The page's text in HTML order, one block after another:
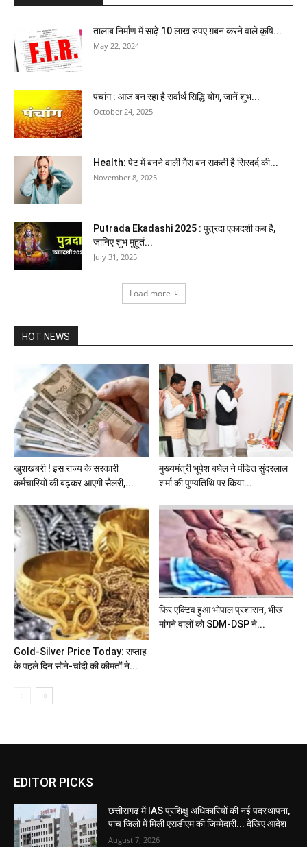
तालाब निर्माण में साढ़े 10 लाख रुपए ग़बन करने वाले कृषि...
May 22, 2024
पंचांग : आज बन रहा है सर्वार्थ सिद्धि योग, जानें शुभ...
October 24, 2025
Health: पेट में बनने वाली गैस बन सकती है सिरदर्द की...
November 8, 2025
Putrada Ekadashi 2025 : पुत्रदा एकादशी कब है,
जानिए शुभ मुहूर्त...
July 31, 2025
Load more
HOT NEWS
खुशखबरी ! इस राज्य के सरकारी
कर्मचारियों की बढ़कर आएगी सैलरी,...
मुख्यमंत्री भूपेश बघेल ने पंडित सुंदरलाल
शर्मा की पुण्यतिथि पर किया...
Gold-Silver Price Today: सप्ताह
के पहले दिन सोने-चांदी की कीमतों ने...
फिर एक्टिव हुआ भोपाल प्रशासन, भीख
मांगने वालों को SDM-DSP ने...
EDITOR PICKS
छत्तीसगढ़ में IAS प्रशिक्षु अधिकारियों की नई पदस्थापना,
पांच जिलों में मिली एसडीएम की जिम्मेदारी... देखिए आदेश
August 7, 2026